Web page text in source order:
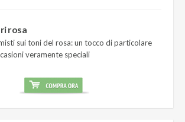
rosa
sui toni del rosa: un tocco di particolare
veramente speciali